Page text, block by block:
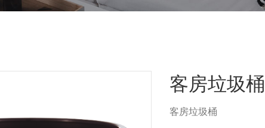
客房垃圾桶
客房垃圾桶